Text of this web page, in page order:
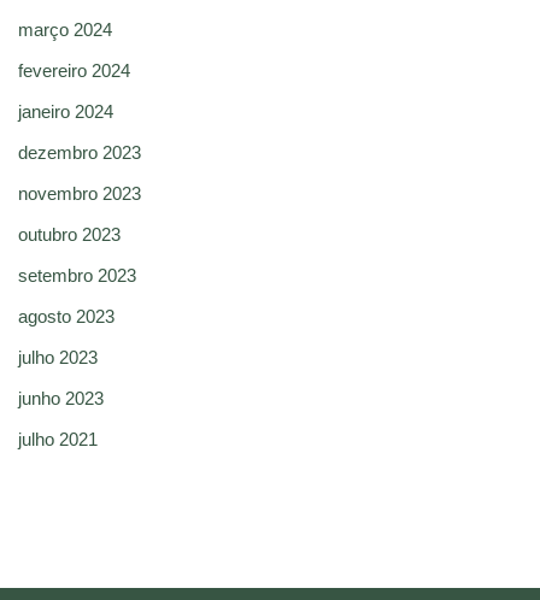
março 2024
fevereiro 2024
janeiro 2024
dezembro 2023
novembro 2023
outubro 2023
setembro 2023
agosto 2023
julho 2023
junho 2023
julho 2021